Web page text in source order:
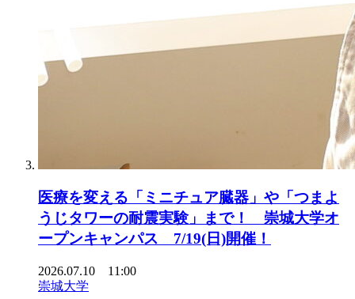
医療を変える「ミニチュア臓器」や「つまよ
うじタワーの耐震実験」まで！ 崇城大学オ
ープンキャンパス 7/19(日)開催！
2026.07.10 11:00
崇城大学